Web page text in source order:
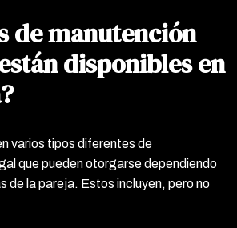
de manutención
disponibles en
varios tipos diferentes de
que pueden otorgarse dependiendo
de la pareja. Estos incluyen, pero no